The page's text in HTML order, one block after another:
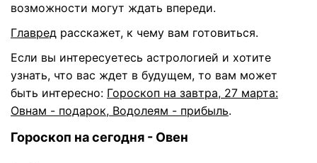
возможности могут ждать впереди.
Главред расскажет, к чему вам готовиться.
Если вы интересуетесь астрологией и хотите
узнать, что вас ждет в будущем, то вам может
быть интересно: Гороскоп на завтра, 27 марта:
Овнам - подарок, Водолеям - прибыль.
Гороскоп на сегодня - Овен